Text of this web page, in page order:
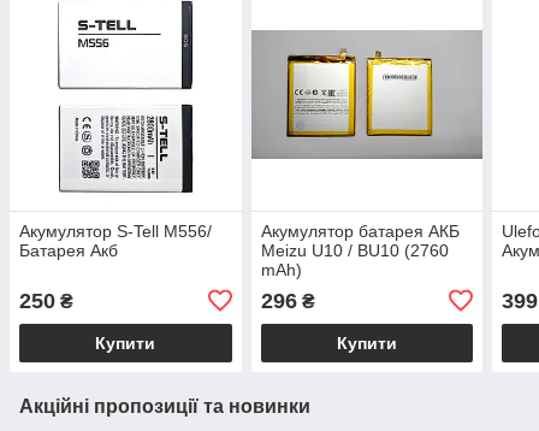
Акумулятор S-Tell M556/
Батарея Акб
250 ₴
Купити
Акумулятор батарея АКБ
Meizu U10 / BU10 (2760
mAh)
296₴
Купити
399
Акційні пропозиції та новинки